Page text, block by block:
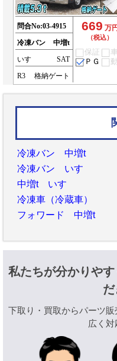
問合No:03-4915
冷凍バン
中増t
いすゞ
SAT
R3
格納ゲート
669 万円
（税込）
保証
ＰＧ
冷凍バン 中増t
冷凍バン いすゞ
中増t いすゞ
冷凍車（冷蔵車）
フォワード 中増t
私たちが分かりや
だ
下取り・買取からパーツ
広く対